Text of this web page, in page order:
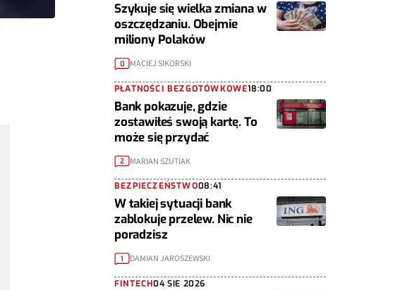
Szykuje się wielka zmiana w
oszczędzaniu. Obejmie
miliony Polaków
0 MACIEJ SIKORSKI
PŁATNOŚCI BEZGOTÓWKOWE18:00
Bank pokazuje, gdzie
zostawiłeś swoją kartę. To
może się przydać
2 MARIAN SZUTIAK
BEZPIECZEŃSTWO08:41
W takiej sytuacji bank
zablokuje przelew. Nic nie
poradzisz
1 DAMIAN JAROSZEWSKI
FINTECH04 SIE 2026